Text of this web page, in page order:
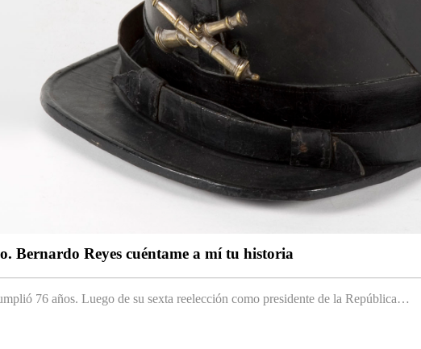
Bernardo Reyes cuéntame a mí tu historia
76 años. Luego de su sexta reelección como presidente de la República…